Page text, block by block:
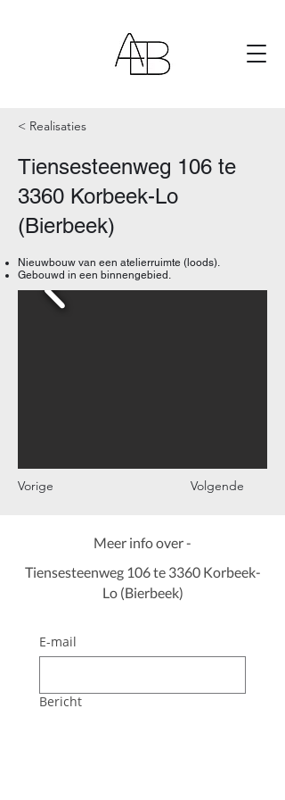
< Realisaties
Tiensesteenweg 106 te
3360 Korbeek-Lo
(Bierbeek)
Nieuwbouw van een atelierruimte (loods).
Gebouwd in een binnengebied.
Vorige Volgende
Meer info over -
Tiensesteenweg 106 te 3360 Korbeek-
Lo (Bierbeek)
E-mail
Bericht